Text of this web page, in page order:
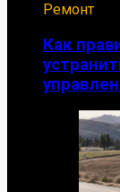
Ремонт
Как